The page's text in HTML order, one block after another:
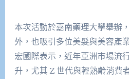
本次活動於嘉南藥理大學舉辦
外，也吸引多位美髮與美容產
宏國際表示，近年亞洲市場流
升，尤其 Z 世代與輕熟齡消費